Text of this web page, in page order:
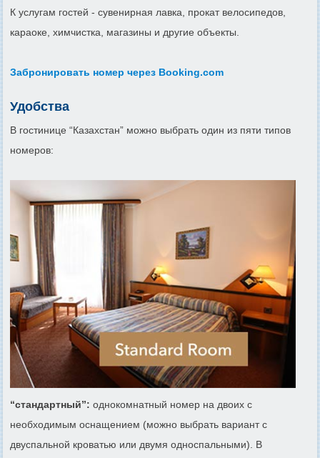
К услугам гостей - сувенирная лавка, прокат велосипедов,
караоке, химчистка, магазины и другие объекты.
Забронировать номер через Booking.com
Удобства
В гостинице “Казахстан” можно выбрать один из пяти типов
номеров:
“стандартный”: однокомнатный номер на двоих с
необходимым оснащением (можно выбрать вариант с
двуспальной кроватью или двумя односпальными). В